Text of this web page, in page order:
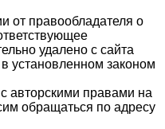
от правообладателя о
удалено с сайта
установленном законом
авторскими правами на
обращаться по адресу